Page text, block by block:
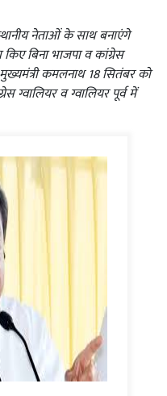
नेताओं के साथ बनाएंगे
बिना भाजपा व कांग्रेस
कमलनाथ 18 सितंबर को
ग्वालियर व ग्वालियर पूर्व में